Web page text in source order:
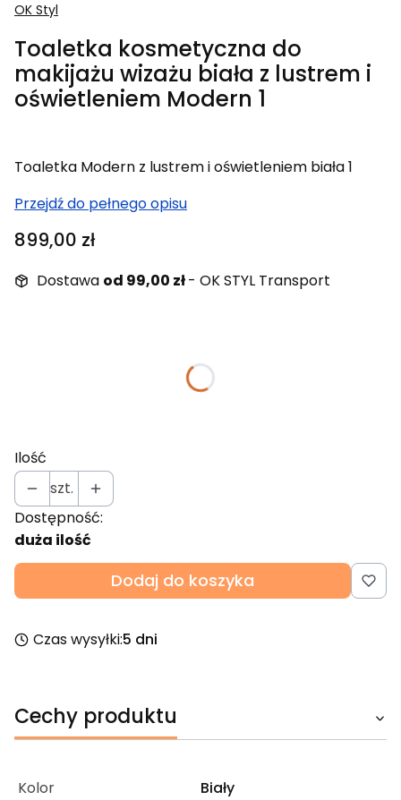
OK Styl
Toaletka kosmetyczna do
makijażu wizażu biała z lustrem i
oświetleniem Modern 1
Toaletka Modern z lustrem i oświetleniem biała 1
Przejdź do pełnego opisu
Cena
899,00 zł
Dostawa od 99,00 zł- OK STYL Transport
Poszczególne warianty mogą różnić się ceną
Ilość
szt.
Dostępność:
duża ilość
Dodaj do koszyka
Czas wysyłki:5 dni
Cechy produktu
Kolor
Biały